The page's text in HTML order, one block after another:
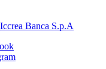
Iccrea Banca S.p.A